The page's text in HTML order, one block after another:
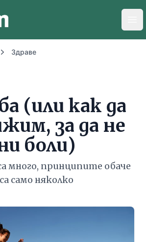
Здраве
(или как да
за да не
боли)
много, принципите обаче
са само няколко